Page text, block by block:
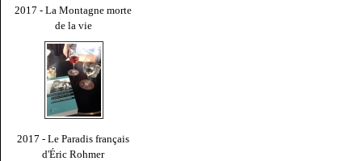
2017 - La Montagne morte
de la vie
2017 - Le Paradis français
d'Éric Rohmer